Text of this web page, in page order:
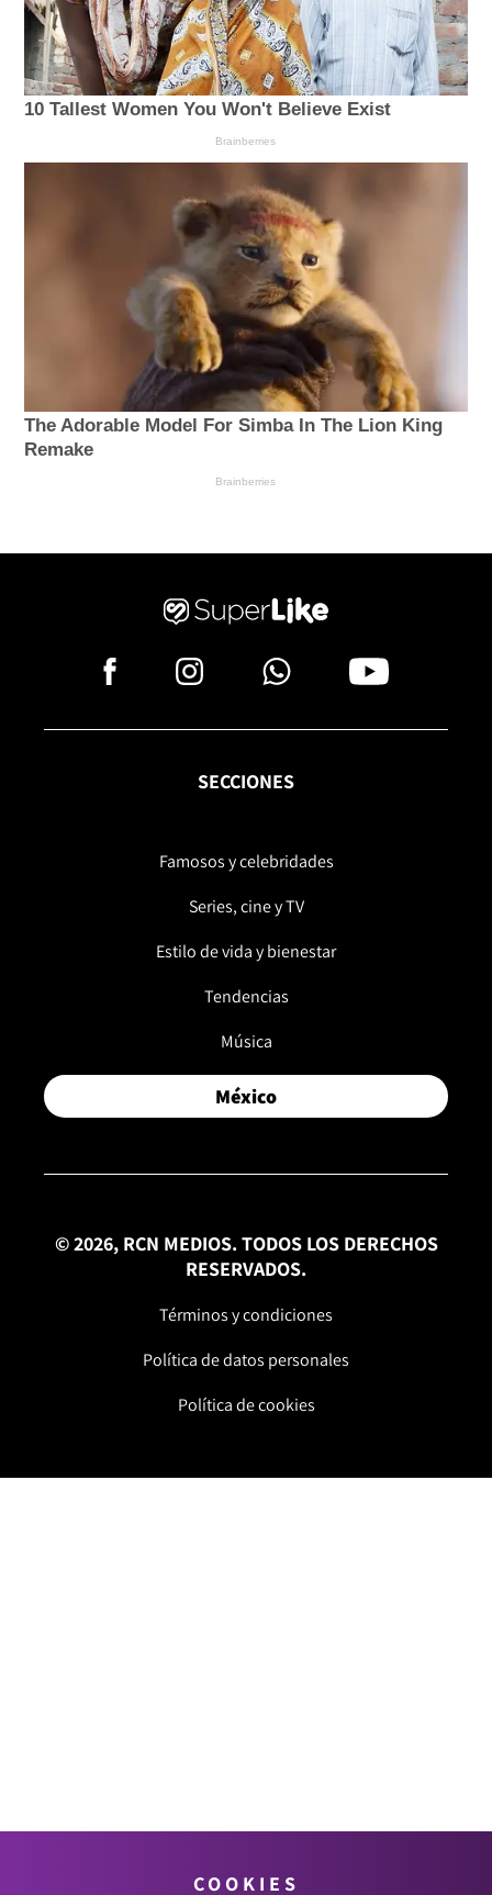
SECCIONES
Famosos y celebridades
Series, cine y TV
Estilo de vida y bienestar
Tendencias
Música
México
© 2026, RCN MEDIOS. TODOS LOS DERECHOS
RESERVADOS.
Términos y condiciones
Política de datos personales
Política de cookies
COOKIES